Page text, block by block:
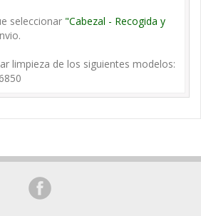
seleccionar "Cabezal - Recogida y
limpieza de los siguientes modelos: